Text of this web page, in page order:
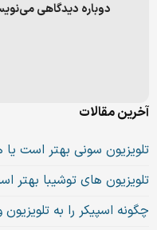
دوباره دیدگاهی
آخرین مقالات
تلویزیون سونی بهتر است
تلویزیون های توشیبا بهتر
چگونه اسپیکر را به